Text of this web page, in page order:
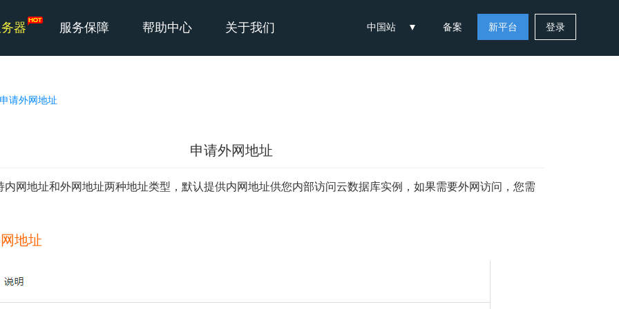
器 服务保障 帮助中心 关于我们 中国站 备案 新平台 登录
申请外网地址
申请外网地址
内网地址和外网地址两种地址类型，默认提供内网地址供您内部访问云数据库实例，如果需要外网访问，您需
地址